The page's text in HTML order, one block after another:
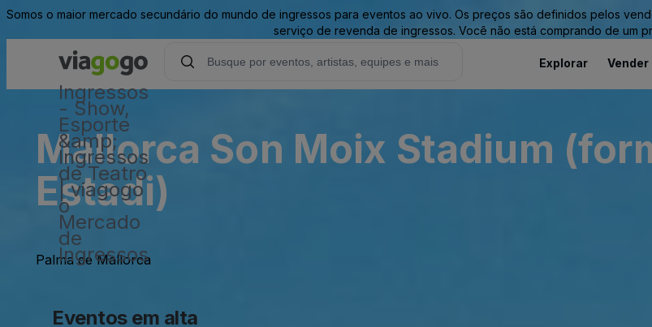
Somos o maior mercado secundário do mundo de ingressos para eventos ao vivo. Os preços são definidos pelos
serviço de revenda de ingressos. Você não está comprando de um
Ingressos
- Show,
Esporte
&amp;
Ingressos
de Teatro
| viagogo
o
Mercado
de
Ingressos
Explorar Vender
Mallorca Son Moix Stadium
Estadi)
Palma de Mallorca
Eventos em alta